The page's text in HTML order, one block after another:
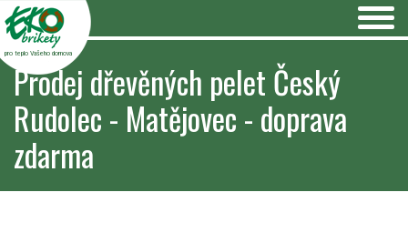
pro teplo Vašeho domova
Prodej dřevěných pelet Český
Rudolec - Matějovec - doprava
zdarma